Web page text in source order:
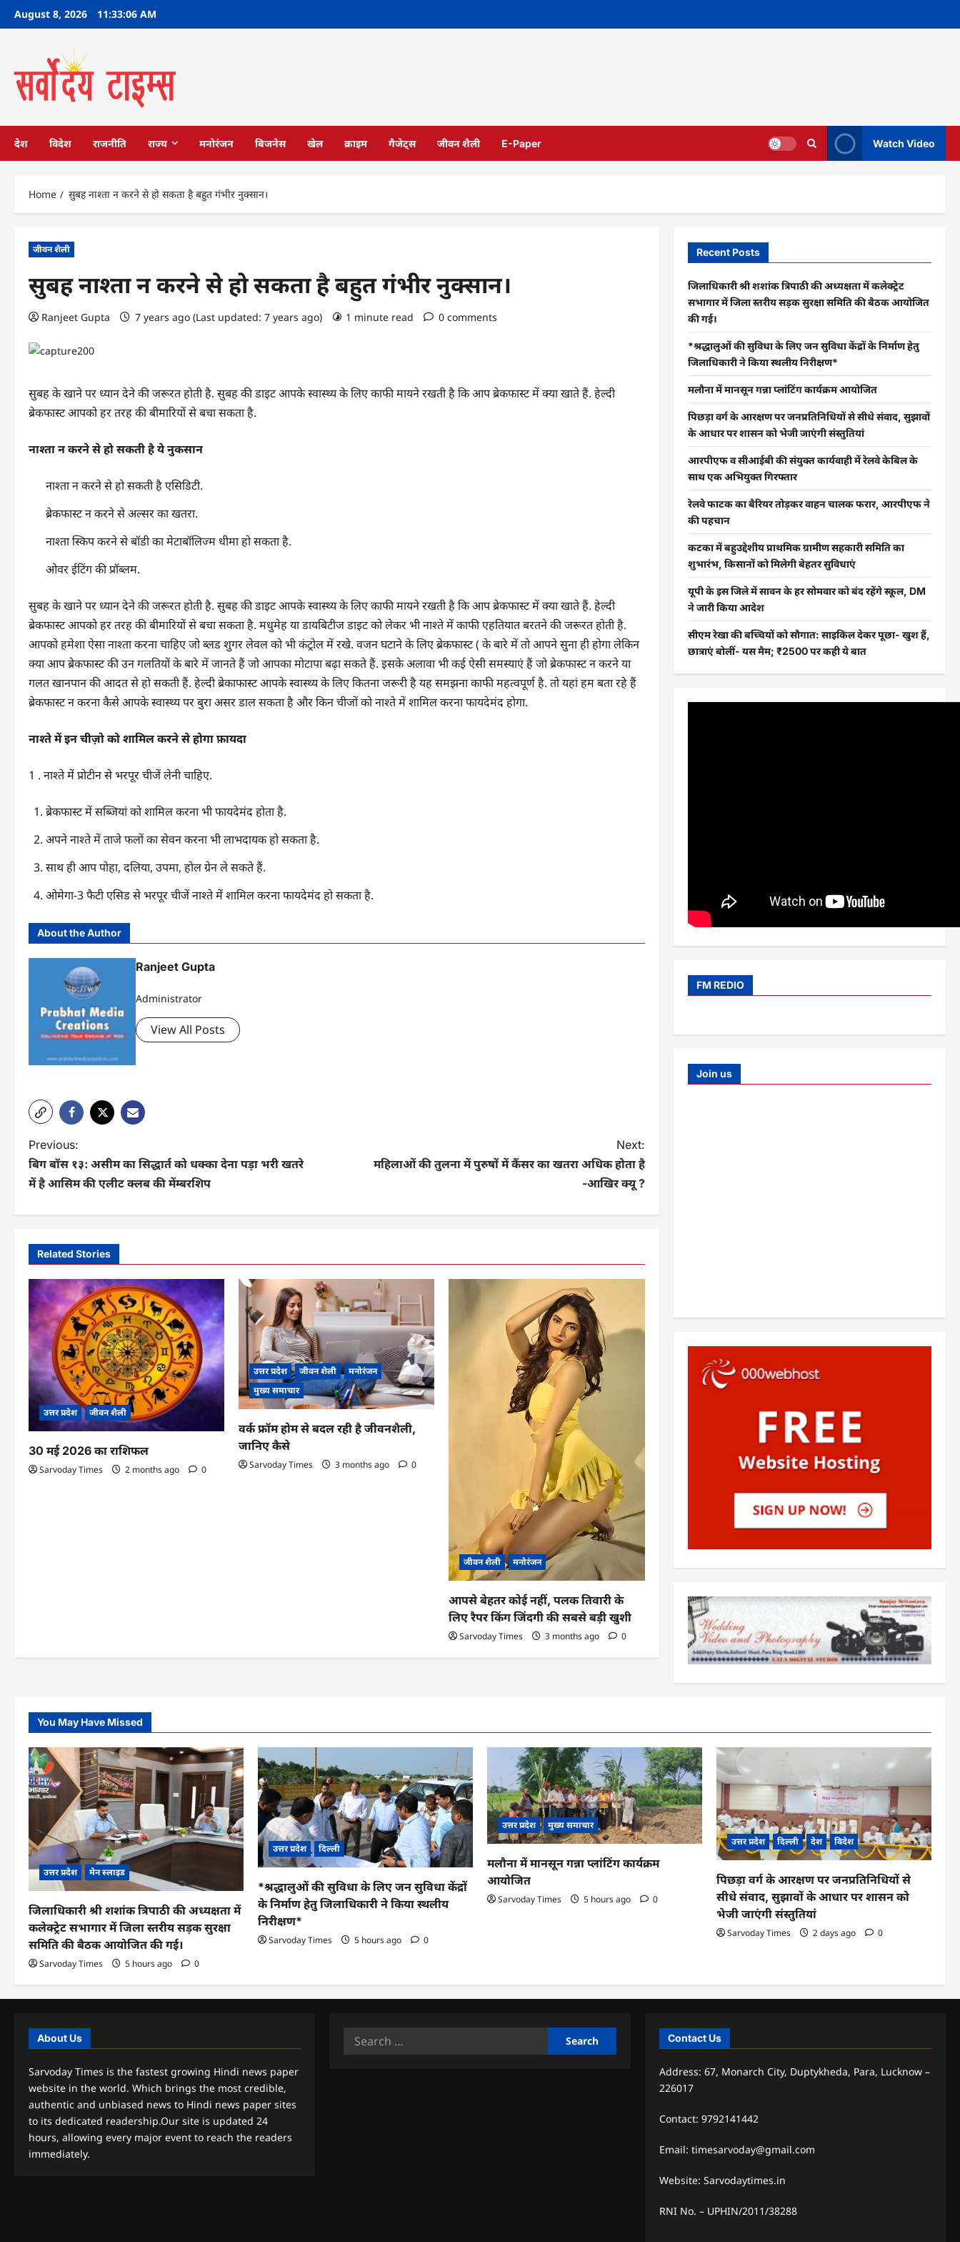
SkipAugust 8, 2026 11:33:07 AM
देश विदेश राजनीति राज्य मनोरंजन बिजनेस खेल क्राइम गैजेट्स जीवन शैली E-Paper Watch Video
Home सुबह नाश्ता न करने से हो सकता है बहुत गंभीर नुक्सान।
जीवन शैली
सुबह नाश्ता न करने से हो सकता है बहुत गंभीर नुक्सान।
Ranjeet Gupta 7 years ago (Last updated: 7 years ago) 1 minute read 0 comments
सुबह के खाने पर ध्यान देने की जरूरत होती है. सुबह की डाइट आपके स्वास्थ्य के लिए काफी मायने रखती है कि आप ब्रेकफास्ट में क्या खाते हैं. हेल्दी
ब्रेकफास्ट आपको हर तरह की बीमारियों से बचा सकता है.
नाश्ता न करने से हो सकती है ये नुकसान
नाश्ता न करने से हो सकती है एसिडिटी.
ब्रेकफास्ट न करने से अल्सर का खतरा.
नाश्ता स्किप करने से बॉडी का मेटाबॉलिज्म धीमा हो सकता है.
ओवर ईटिंग की प्रॉब्लम.
सुबह के खाने पर ध्यान देने की जरूरत होती है. सुबह की डाइट आपके स्वास्थ्य के लिए काफी मायने रखती है कि आप ब्रेकफास्ट में क्या खाते हैं. हेल्दी
ब्रेकफास्ट आपको हर तरह की बीमारियों से बचा सकता है. मधुमेह या डायबिटीज डाइट को लेकर भी नाश्ते में काफी एहतियात बरतने की जरूरत होती है.
आपको हमेशा ऐसा नाश्ता करना चाहिए जो ब्लड शुगर लेवल को भी कंट्रोल में रखे. वजन घटाने के लिए ब्रेकफास्ट ( के बारे में तो आपने सुना ही होगा लेकिन
क्या आप ब्रेकफास्ट की उन गलतियों के बारे में जानते हैं जो आपका मोटापा बढ़ा सकते हैं. इसके अलावा भी कई ऐसी समस्याएं हैं जो ब्रेकफास्ट न करने या
गलत खानपान की आदत से हो सकती हैं. हेल्दी ब्रेकाफास्ट आपके स्वास्थ्य के लिए कितना जरूरी है यह समझना काफी महत्वपूर्ण है. तो यहां हम बता रहे हैं
ब्रेकफास्ट न करना कैसे आपके स्वास्थ्य पर बुरा असर डाल सकता है और किन चीजों को नाश्ते में शामिल करना फायदेमंद होगा.
नाश्ते में इन चीज़ो को शामिल करने से होगा फ़ायदा
1 . नाश्ते में प्रोटीन से भरपूर चीजें लेनी चाहिए.
ब्रेकफास्ट में सब्जियां को शामिल करना भी फायदेमंद होता है.
अपने नाश्ते में ताजे फलों का सेवन करना भी लाभदायक हो सकता है.
साथ ही आप पोहा, दलिया, उपमा, होल ग्रेन ले सकते हैं.
ओमेगा-3 फैटी एसिड से भरपूर चीजें नाश्ते में शामिल करना फायदेमंद हो सकता है.
About the Author
Ranjeet Gupta
Administrator
View All Posts
P
o
n
a
v
i
g
a
t
i
o
Previous:
बिग बॉस १३: असीम का सिद्धार्त को धक्का देना पड़ा भरी खतरे
में है आसिम की एलीट क्लब की मेंम्बरशिप
Next:
महिलाओं की तुलना में पुरुषों में कैंसर का खतरा अधिक होता है
-आखिर क्यू ?
Related Stories
उत्तर प्रदेश जीवन शैली
30 मई 2026 का राशिफल
Sarvoday Times 2 months ago 0
उत्तर प्रदेश जीवन शैली
मनोरंजन
मुख्य समाचार
वर्क फ्रॉम होम से बदल रही है जीवनशैली,
जानिए कैसे
Sarvoday Times 3 months ago 0
जीवन शैली मनोरंजन
आपसे बेहतर कोई नहीं, पलक तिवारी के
लिए रैपर किंग जिंदगी की सबसे बड़ी खुशी
Sarvoday Times 3 months ago 0
Recent Posts
जिलाधिकारी श्री शशांक त्रिपाठी की अध्यक्षता में कलेक्ट्रेट
सभागार में जिला स्तरीय सड़क सुरक्षा समिति की बैठक आयोजित
की गई।
*श्रद्धालुओं की सुविधा के लिए जन सुविधा केंद्रों के निर्माण हेतु
जिलाधिकारी ने किया स्थलीय निरीक्षण*
मलौना में मानसून गन्ना प्लांटिंग कार्यक्रम आयोजित
पिछड़ा वर्ग के आरक्षण पर जनप्रतिनिधियों से सीधे संवाद, सुझावों
के आधार पर शासन को भेजी जाएंगी संस्तुतियां
आरपीएफ व सीआईबी की संयुक्त कार्यवाही में रेलवे केबिल के
साथ एक अभियुक्त गिरफ्तार
रेलवे फाटक का बैरियर तोड़कर वाहन चालक फरार, आरपीएफ ने
की पहचान
कटका में बहुउद्देशीय प्राथमिक ग्रामीण सहकारी समिति का
शुभारंभ, किसानों को मिलेगी बेहतर सुविधाएं
यूपी के इस जिले में सावन के हर सोमवार को बंद रहेंगे स्कूल, DM
ने जारी किया आदेश
सीएम रेखा की बच्चियों को सौगात: साइकिल देकर पूछा- खुश हैं,
छात्राएं बोलीं- यस मैम; ₹2500 पर कही ये बात
FM REDIO
Join us
You May Have Missed
उत्तर प्रदेश मेन स्लाइड
जिलाधिकारी श्री शशांक त्रिपाठी की अध्यक्षता में
कलेक्ट्रेट सभागार में जिला स्तरीय सड़क सुरक्षा
समिति की बैठक आयोजित की गई।
Sarvoday Times 5 hours ago 0
उत्तर प्रदेश दिल्ली
*श्रद्धालुओं की सुविधा के लिए जन सुविधा केंद्रों
के निर्माण हेतु जिलाधिकारी ने किया स्थलीय
निरीक्षण*
Sarvoday Times 5 hours ago 0
उत्तर प्रदेश मुख्य समाचार
मलौना में मानसून गन्ना प्लांटिंग कार्यक्रम
आयोजित
Sarvoday Times 5 hours ago 0
उत्तर प्रदेश दिल्ली देश विदेश
पिछड़ा वर्ग के आरक्षण पर जनप्रतिनिधियों से
सीधे संवाद, सुझावों के आधार पर शासन को
भेजी जाएंगी संस्तुतियां
Sarvoday Times 2 days ago 0
About Us
Sarvoday Times is the fastest growing Hindi news paper
website in the world. Which brings the most credible,
authentic and unbiased news to Hindi news paper sites
to its dedicated readership.Our site is updated 24
hours, allowing every major event to reach the readers
immediately.
Search
Contact Us
Address: 67, Monarch City, Duptykheda, Para, Lucknow –
226017
Contact: 9792141442
Email: timesarvoday@gmail.com
Website: Sarvodaytimes.in
RNI No. – UPHIN/2011/38288